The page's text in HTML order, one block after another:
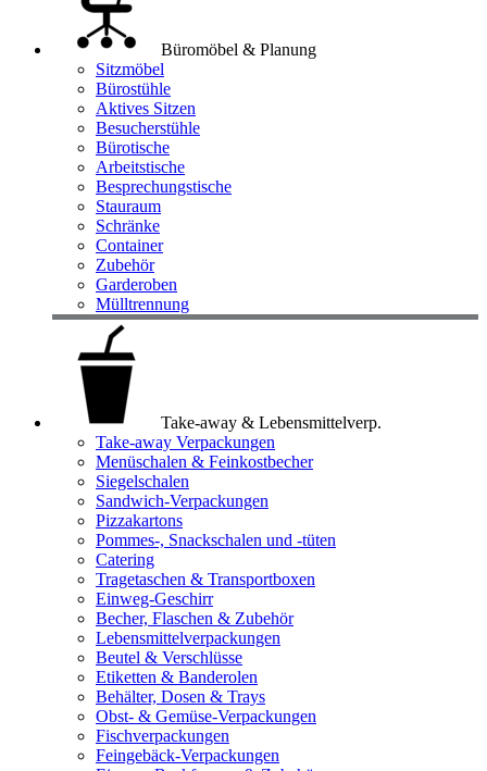
Büromöbel & Planung
Sitzmöbel
Bürostühle
Aktives Sitzen
Besucherstühle
Bürotische
Arbeitstische
Besprechungstische
Stauraum
Schränke
Container
Zubehör
Garderoben
Mülltrennung
Take-away & Lebensmittelverp.
Take-away Verpackungen
Menüschalen & Feinkostbecher
Siegelschalen
Sandwich-Verpackungen
Pizzakartons
Pommes-, Snackschalen und -tüten
Catering
Tragetaschen & Transportboxen
Einweg-Geschirr
Becher, Flaschen & Zubehör
Lebensmittelverpackungen
Beutel & Verschlüsse
Etiketten & Banderolen
Behälter, Dosen & Trays
Obst- & Gemüse-Verpackungen
Fischverpackungen
Feingebäck-Verpackungen